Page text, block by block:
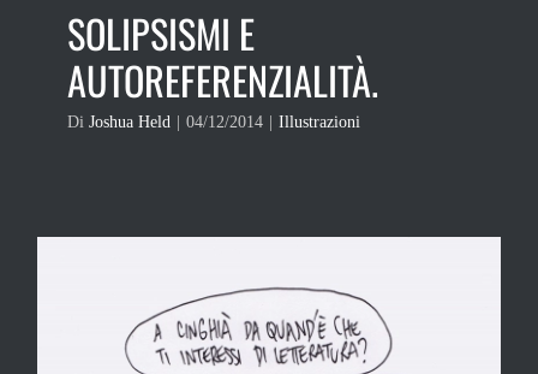
SOLIPSISMI E
AUTOREFERENZIALITÀ.
Di Joshua Held 04/12/2014 Illustrazioni